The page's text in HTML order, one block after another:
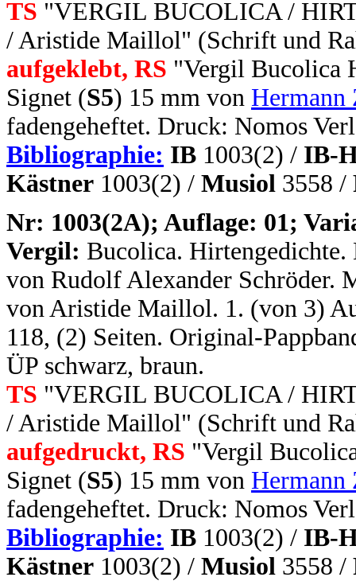
TS "VERGIL BUCOLICA /
/ Aristide Maillol" (Schrift und
aufgeklebt, RS "Vergil Bucolica
Signet (S5) 15 mm von Hermann
fadengeheftet. Druck: Nomos
Bibliographie: IB 1003(2) / IB-
Kästner 1003(2) / Musiol 3558 /
Nr: 1003(2A); Auflage: 01;
Vergil: Bucolica. Hirtengedichte.
von Rudolf Alexander Schröder.
von Aristide Maillol. 1. (von 3)
118, (2) Seiten. Original-
ÜP schwarz, braun.
TS "VERGIL BUCOLICA /
/ Aristide Maillol" (Schrift und
aufgedruckt, RS "Vergil
Signet (S5) 15 mm von Hermann
fadengeheftet. Druck: Nomos
Bibliographie: IB 1003(2) / IB-
Kästner 1003(2) / Musiol 3558 /